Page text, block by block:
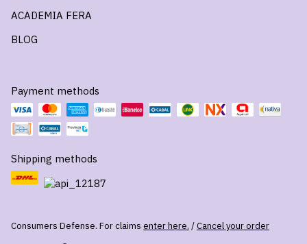
ACADEMIA FERA
BLOG
Payment methods
Shipping methods
Consumers Defense. For claims enter here. /Cancel your order